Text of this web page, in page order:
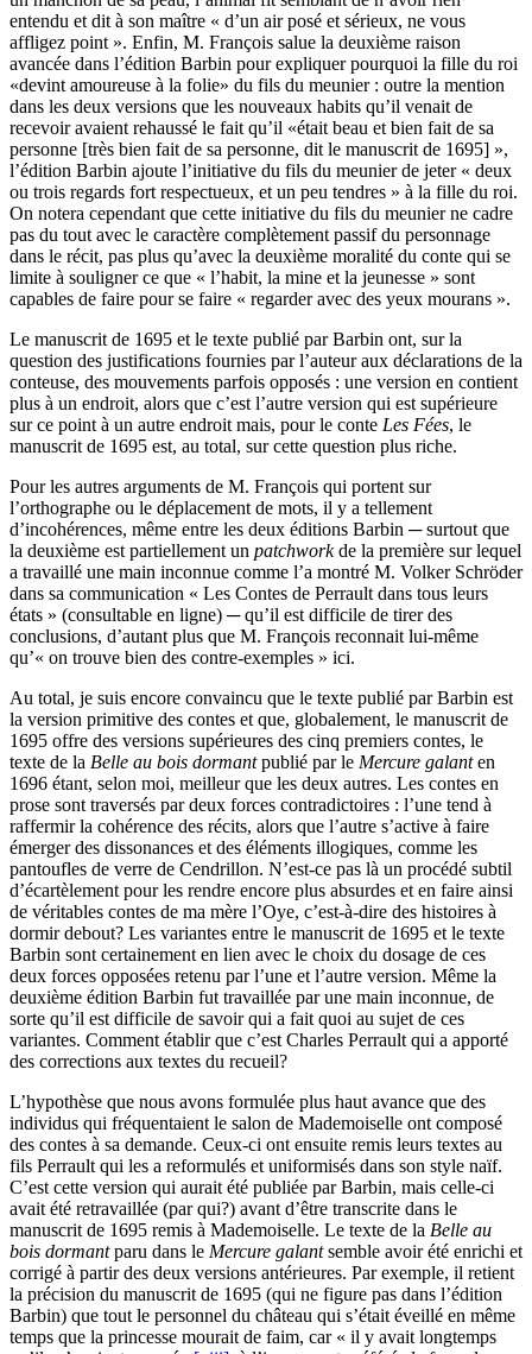
entendu et dit à son maître « d’un air posé et sérieux, ne vous
affligez point ». Enfin, M. François salue la deuxième raison
avancée dans l’édition Barbin pour expliquer pourquoi la fille du roi
«devint amoureuse à la folie» du fils du meunier : outre la mention
dans les deux versions que les nouveaux habits qu’il venait de
recevoir avaient rehaussé le fait qu’il «était beau et bien fait de sa
personne [très bien fait de sa personne, dit le manuscrit de 1695] »,
l’édition Barbin ajoute l’initiative du fils du meunier de jeter « deux
ou trois regards fort respectueux, et un peu tendres » à la fille du roi.
On notera cependant que cette initiative du fils du meunier ne cadre
pas du tout avec le caractère complètement passif du personnage
dans le récit, pas plus qu’avec la deuxième moralité du conte qui se
limite à souligner ce que « l’habit, la mine et la jeunesse » sont
capables de faire pour se faire « regarder avec des yeux mourans ».
Le manuscrit de 1695 et le texte publié par Barbin ont, sur la
question des justifications fournies par l’auteur aux déclarations de la
conteuse, des mouvements parfois opposés : une version en contient
plus à un endroit, alors que c’est l’autre version qui est supérieure
sur ce point à un autre endroit mais, pour le conte Les Fées, le
manuscrit de 1695 est, au total, sur cette question plus riche.
Pour les autres arguments de M. François qui portent sur
l’orthographe ou le déplacement de mots, il y a tellement
d’incohérences, même entre les deux éditions Barbin ─ surtout que
la deuxième est partiellement un patchworkde la première sur lequel
a travaillé une main inconnue comme l’a montré M. Volker Schröder
dans sa communication « Les Contes de Perrault dans tous leurs
états » (consultable en ligne) ─ qu’il est difficile de tirer des
conclusions, d’autant plus que M. François reconnait lui-même
qu’« on trouve bien des contre-exemples » ici.
Au total, je suis encore convaincu que le texte publié par Barbin est
la version primitive des contes et que, globalement, le manuscrit de
1695 offre des versions supérieures des cinq premiers contes, le
texte de la Belle au bois dormantpublié par le Mercure galanten
1696 étant, selon moi, meilleur que les deux autres. Les contes en
prose sont traversés par deux forces contradictoires : l’une tend à
raffermir la cohérence des récits, alors que l’autre s’active à faire
émerger des dissonances et des éléments illo­giques, comme les
pantoufles de verre de Cendrillon. N’est-ce pas là un procédé subtil
d’écartèlement pour les rendre encore plus absurdes et en faire ainsi
de véritables contes de ma mère l’Oye, c’est-à-dire des histoires à
dormir debout? Les variantes entre le manuscrit de 1695 et le texte
Barbin sont certainement en lien avec le choix du dosage de ces
deux forces opposées retenu par l’une et l’autre version. Même la
deuxième édition Barbin fut travaillée par une main inconnue, de
sorte qu’il est difficile de savoir qui a fait quoi au sujet de ces
variantes. Comment établir que c’est Charles Perrault qui a apporté
des corrections aux textes du recueil?
L’hypothèse que nous avons formulée plus haut avance que des
individus qui fréquentaient le salon de Mademoiselle ont composé
des contes à sa demande. Ceux-ci ont ensuite remis leurs textes au
fils Perrault qui les a reformulés et uniformisés dans son style naïf.
C’est cette version qui aurait été publiée par Barbin, mais celle-ci
avait été retravaillée (par qui?) avant d’être transcrite dans le
manuscrit de 1695 remis à Mademoiselle. Le texte de la Belle au
bois dormantparu dans le Mercure galantsemble avoir été enrichi et
corrigé à partir des deux versions antérieures. Par exemple, il retient
la précision du manuscrit de 1695 (qui ne figure pas dans l’édition
Barbin) que tout le personnel du château qui s’était éveillé en même
temps que la princesse mourait de faim, car « il y avait longtemps